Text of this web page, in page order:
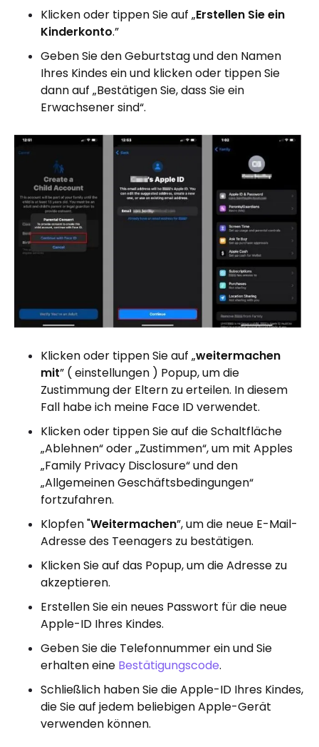
Klicken oder tippen Sie auf „Erstellen Sie ein
Kinderkonto.”
Geben Sie den Geburtstag und den Namen
Ihres Kindes ein und klicken oder tippen Sie
dann auf „Bestätigen Sie, dass Sie ein
Erwachsener sind“.
Klicken oder tippen Sie auf „weitermachen
mit” ( einstellungen ) Popup, um die
Zustimmung der Eltern zu erteilen. In diesem
Fall habe ich meine Face ID verwendet.
Klicken oder tippen Sie auf die Schaltfläche
„Ablehnen“ oder „Zustimmen“, um mit Apples
„Family Privacy Disclosure“ und den
„Allgemeinen Geschäftsbedingungen“
fortzufahren.
Klopfen "Weitermachen”, um die neue E-Mail-
Adresse des Teenagers zu bestätigen.
Klicken Sie auf das Popup, um die Adresse zu
akzeptieren.
Erstellen Sie ein neues Passwort für die neue
Apple-ID Ihres Kindes.
Geben Sie die Telefonnummer ein und Sie
erhalten eine Bestätigungscode.
Schließlich haben Sie die Apple-ID Ihres Kindes,
die Sie auf jedem beliebigen Apple-Gerät
verwenden können.